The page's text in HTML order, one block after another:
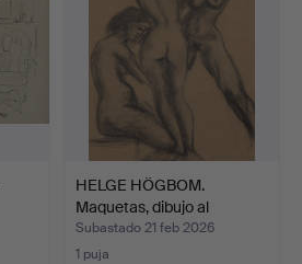
HELGE HÖGBOM.
Maquetas, dibujo al
carbonci…
Subastado 21 feb 2026
1 puja